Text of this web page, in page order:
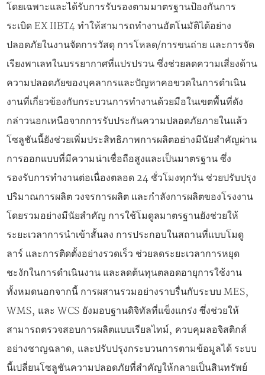
โดยเฉพาะและได้รับการรับรองตามมาตรฐานป้องกันการ
ระเบิด EX IIBT4 ทำให้สามารถทำงานอัตโนมัติได้อย่าง
ปลอดภัยในงานจัดการวัสดุ การโหลด/การขนถ่าย และการจัด
เรียงพาเลทในบรรยากาศที่แปรปรวน ซึ่งช่วยลดความเสี่ยงด้าน
ความปลอดภัยของบุคลากรและปัญหาคอขวดในการดำเนิน
งานที่เกี่ยวข้องกับกระบวนการทำงานด้วยมือในเขตพื้นที่ดัง
กล่าวนอกเหนือจากการรับประกันความปลอดภัยภายในแล้ว
โซลูชันนี้ยังช่วยเพิ่มประสิทธิภาพการผลิตอย่างมีนัยสำคัญผ่าน
การออกแบบที่มีความน่าเชื่อถือสูงและเป็นมาตรฐาน ซึ่ง
รองรับการทำงานต่อเนื่องตลอด 24 ชั่วโมงทุกวัน ช่วยปรับปรุง
ปริมาณการผลิต วงจรการผลิต และกำลังการผลิตของโรงงาน
โดยรวมอย่างมีนัยสำคัญ การใช้โมดูลมาตรฐานยังช่วยให้
ระยะเวลาการนำเข้าสั้นลง การประกอบในสถานที่แบบโมดู
ลาร์ และการติดตั้งอย่างรวดเร็ว ช่วยลดระยะเวลาการหยุด
ชะงักในการดำเนินงาน และลดต้นทุนตลอดอายุการใช้งาน
ทั้งหมดนอกจากนี้ การผสานรวมอย่างราบรื่นกับระบบ MES,
WMS, และ WCS ยังมอบฐานดิจิทัลที่แข็งแกร่ง ซึ่งช่วยให้
สามารถตรวจสอบการผลิตแบบเรียลไทม์, ควบคุมลอจิสติกส์
อย่างชาญฉลาด, และปรับปรุงกระบวนการตามข้อมูลได้ ระบบ
นี้เปลี่ยนโซลูชันความปลอดภัยที่สำคัญให้กลายเป็นสินทรัพย์